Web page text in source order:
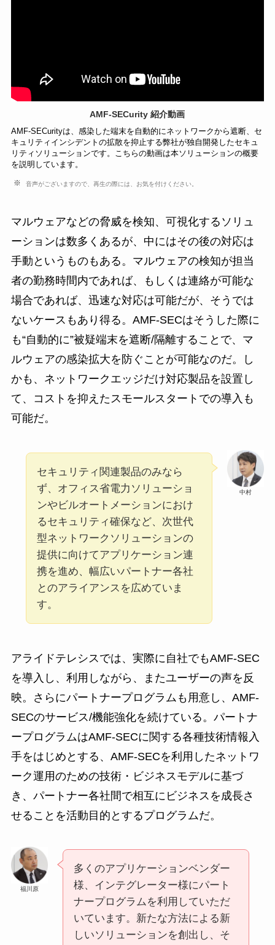
AMF-SECurity 紹介動画
AMF-SECurityは、感染した端末を自動的にネットワークから遮断、セ
キュリティインシデントの拡散を抑止する弊社が独自開発したセキュ
リティソリューションです。こちらの動画は本ソリューションの概要
を説明しています。
音声がございますので、再生の際には、お気を付けください。
マルウェアなどの脅威を検知、可視化するソリュ
ーションは数多くあるが、中にはその後の対応は
手動というものもある。マルウェアの検知が担当
者の勤務時間内であれば、もしくは連絡が可能な
場合であれば、迅速な対応は可能だが、そうでは
ないケースもあり得る。AMF-SECはそうした際に
も“自動的に”被疑端末を遮断/隔離することで、マ
ルウェアの感染拡大を防ぐことが可能なのだ。し
かも、ネットワークエッジだけ対応製品を設置し
て、コストを抑えたスモールスタートでの導入も
可能だ。
中村
セキュリティ関連製品のみなら
ず、オフィス省電力ソリューショ
ンやビルオートメーションにおけ
るセキュリティ確保など、次世代
型ネットワークソリューションの
提供に向けてアプリケーション連
携を進め、幅広いパートナー各社
とのアライアンスを広めていま
す。
アライドテレシスでは、実際に自社でもAMF-SEC
を導入し、利用しながら、またユーザーの声を反
映。さらにパートナープログラムも用意し、AMF-
SECのサービス/機能強化を続けている。パートナ
ープログラムはAMF-SECに関する各種技術情報入
手をはじめとする、AMF-SECを利用したネットワ
ーク運用のための技術・ビジネスモデルに基づ
き、パートナー各社間で相互にビジネスを成長さ
せることを活動目的とするプログラムだ。
福川原
多くのアプリケーションベンダー
様、インテグレーター様にパート
ナープログラムを利用していただ
いています。新たな方法による新
しいソリューションを創出し、そ